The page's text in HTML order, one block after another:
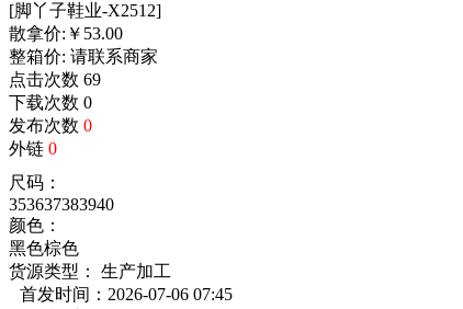
[脚丫子鞋业-X2512]
散拿价: ￥ 53.00
整箱价: 请联系商家
点击次数 69
下载次数 0
发布次数 0
外链 0
尺码：
353637383940
颜色：
黑色棕色
货源类型： 生产加工
首发时间：2026-07-06 07:45